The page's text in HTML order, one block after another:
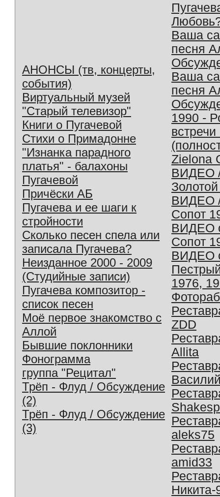
АНОНСЫ (тв, концерты,
события)
Виртуальный музей
"Старый телевизор"
Книги о Пугачевой
Стихи о Примадонне
"Изнанка парадного
платья" - балахоны
Пугачевой
Причёски АБ
Пугачева и ее шаги к
стройности
Сколько песен спела или
записала Пугачева?
Неизданное 2000 - 2009
(Студийные записи)
Пугачева композитор -
список песен
Моё первое знакомство с
Аллой
Бывшие поклонники
Фонограмма
группа "Рецитал"
Трёп - Флуд / Обсуждение
(2)
Трёп - Флуд / Обсуждение
(3)
Ваша
песня
Ваша
песня
1990 -
Zielona
ВИДЕО
ВИДЕО
Сопот
ВИДЕО
Сопот
ВИДЕО
1976,
ZDD
Allita
aleks75
amid33
Никита-